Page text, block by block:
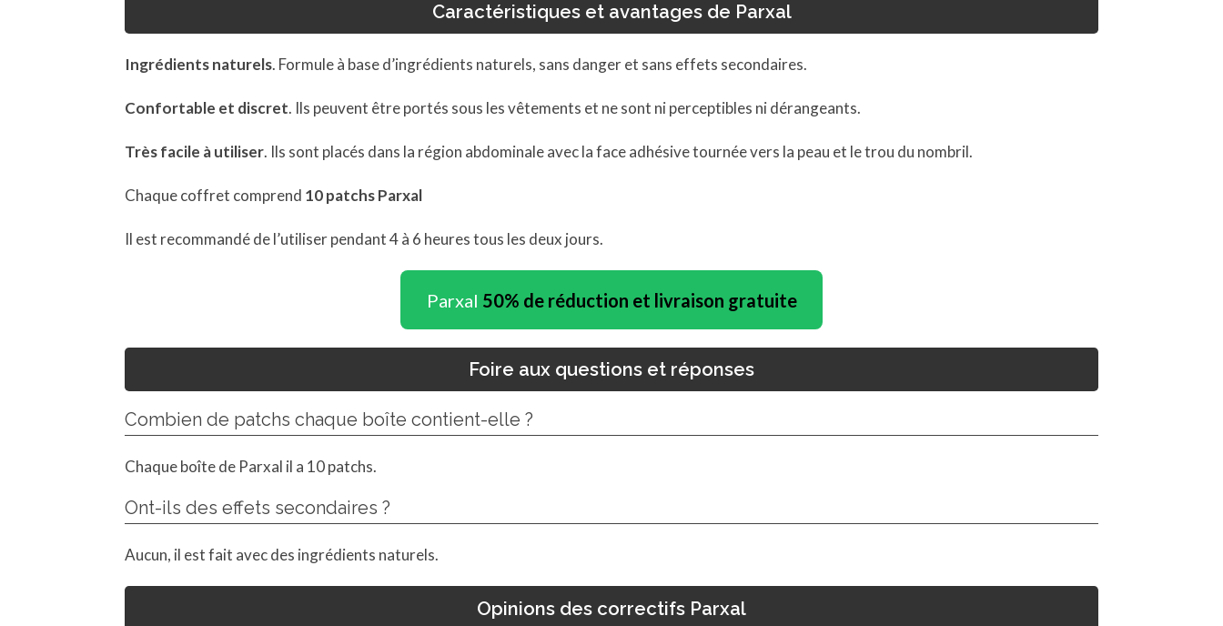
Caractéristiques et avantages de Parxal
Ingrédients naturels. Formule à base d’ingrédients naturels, sans danger et sans effets secondaires.
Confortable et discret. Ils peuvent être portés sous les vêtements et ne sont ni perceptibles ni dérangeants.
Très facile à utiliser. Ils sont placés dans la région abdominale avec la face adhésive tournée vers la peau et le trou du nombril.
Chaque coffret comprend 10 patchs Parxal
Il est recommandé de l’utiliser pendant 4 à 6 heures tous les deux jours.
Parxal 50% de réduction et livraison gratuite
Foire aux questions et réponses
Combien de patchs chaque boîte contient-elle ?
Chaque boîte de Parxal il a 10 patchs.
Ont-ils des effets secondaires ?
Aucun, il est fait avec des ingrédients naturels.
Opinions des correctifs Parxal